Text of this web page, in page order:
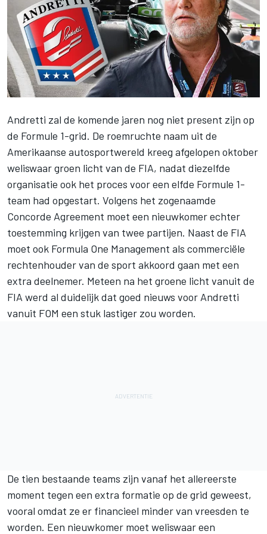
Andretti zal de komende jaren nog niet present zijn op
de Formule 1-grid. De roemruchte naam uit de
Amerikaanse autosportwereld kreeg afgelopen oktober
weliswaar groen licht van de FIA, nadat diezelfde
organisatie ook het proces voor een elfde Formule 1-
team had opgestart. Volgens het zogenaamde
Concorde Agreement moet een nieuwkomer echter
toestemming krijgen van twee partijen. Naast de FIA
moet ook Formula One Management als commerciële
rechtenhouder van de sport akkoord gaan met een
extra deelnemer. Meteen na het groene licht vanuit de
FIA werd al duidelijk dat goed nieuws voor Andretti
vanuit FOM een stuk lastiger zou worden.
De tien bestaande teams zijn vanaf het allereerste
moment tegen een extra formatie op de grid geweest,
vooral omdat ze er financieel minder van vreesden te
worden. Een nieuwkomer moet weliswaar een